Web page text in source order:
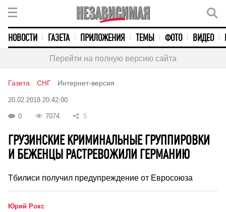
НОВОСТИ ГАЗЕТА ПРИЛОЖЕНИЯ ТЕМЫ ФОТО ВИДЕО
Перейти на полную версию сайта
Газета СНГ Интернет-версия
20.02.2018 20:42:00
0 7074 5
ГРУЗИНСКИЕ КРИМИНАЛЬНЫЕ ГРУППИРОВКИ
И БЕЖЕНЦЫ РАСТРЕВОЖИЛИ ГЕРМАНИЮ
Тбилиси получил предупреждение от Евросоюза
Юрий Рокс